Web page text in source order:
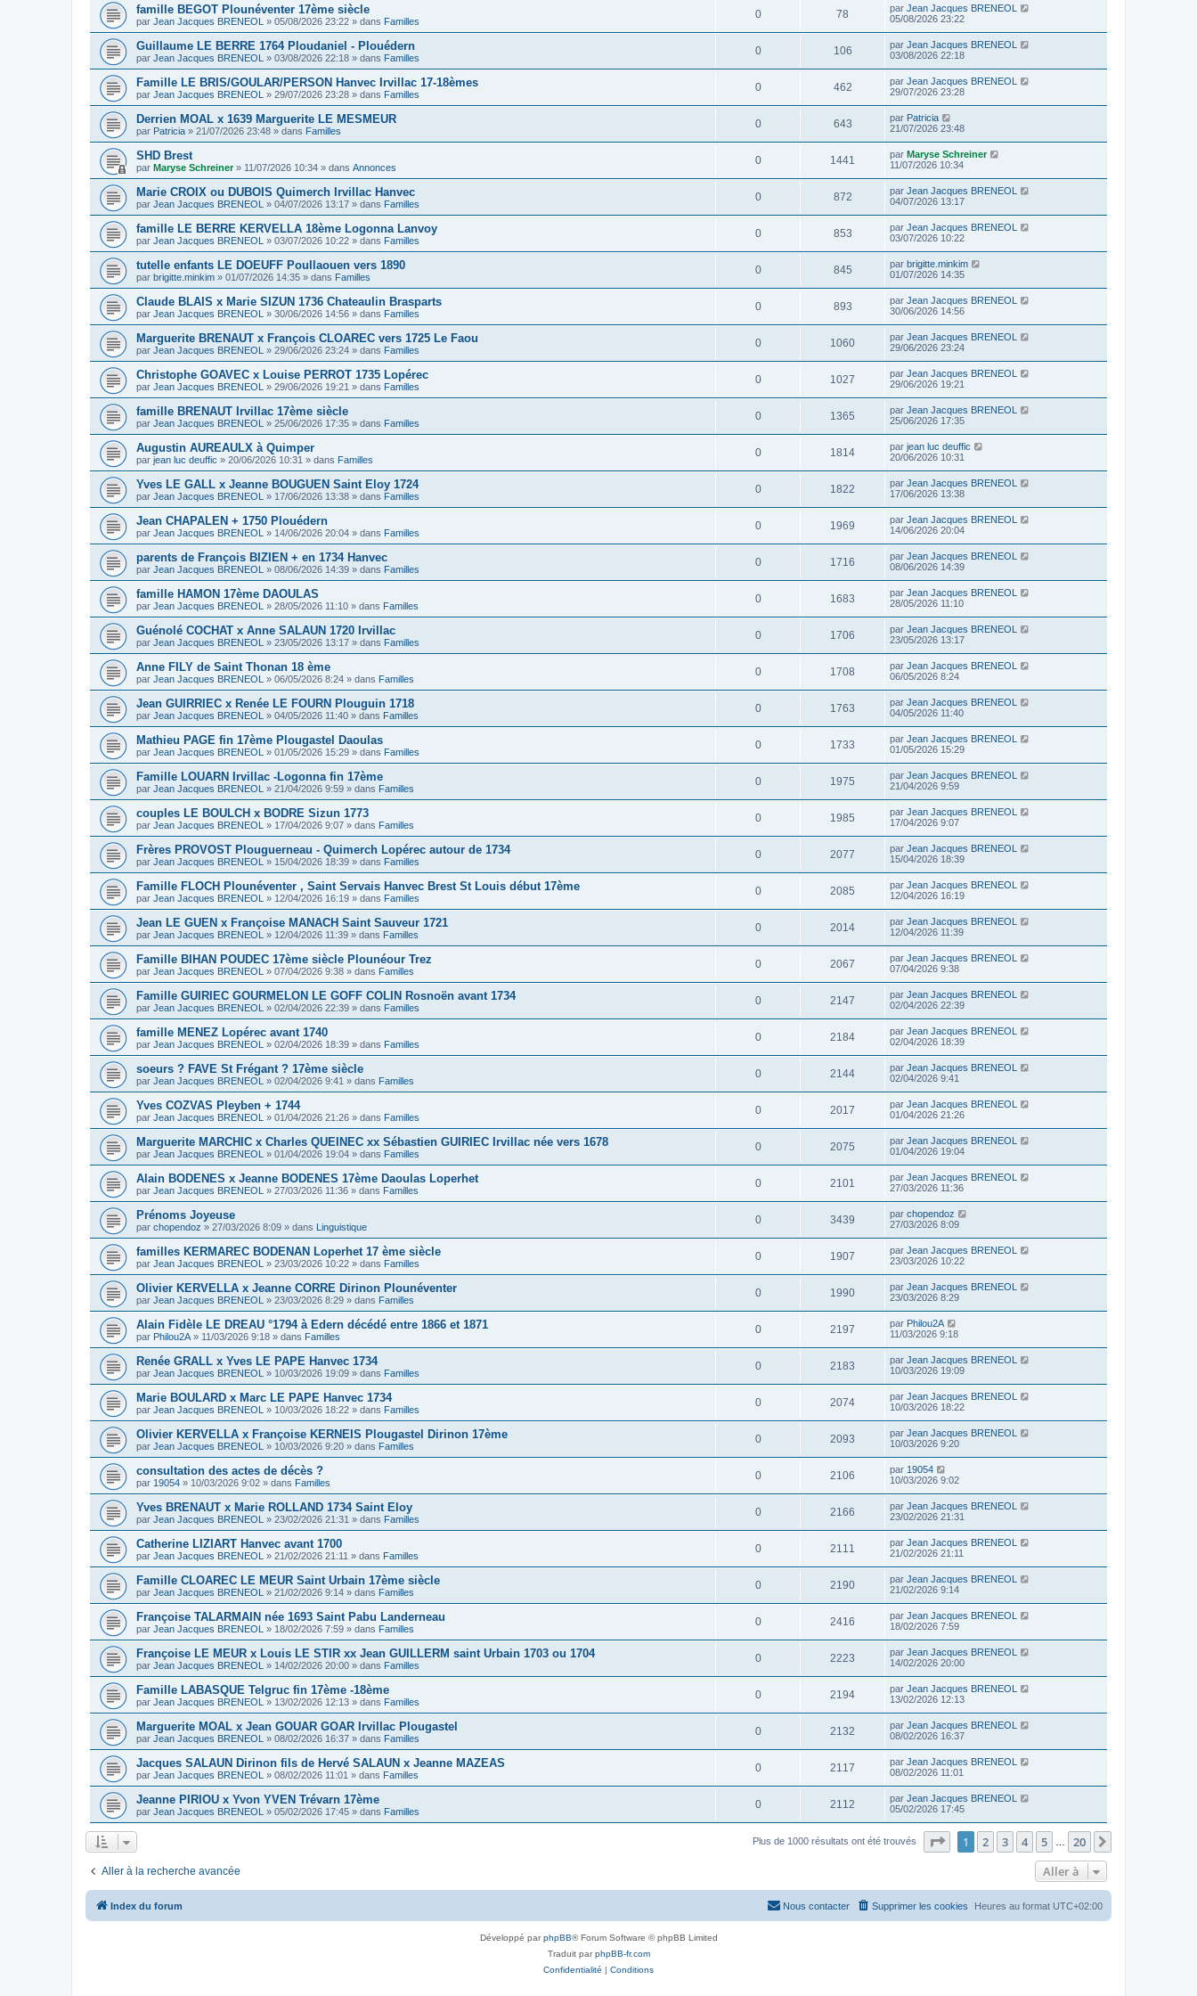
famille BEGOT Plounéventer 17ème siècle
par Jean Jacques BRENEOL » 05/08/2026 23:22 » dans Familles
0 78 par Jean Jacques BRENEOL
05/08/2026 23:22
Guillaume LE BERRE 1764 Ploudaniel - Plouédern
par Jean Jacques BRENEOL » 03/08/2026 22:18 » dans Familles
0 106 par Jean Jacques BRENEOL
03/08/2026 22:18
Famille LE BRIS/GOULAR/PERSON Hanvec Irvillac 17-18èmes
par Jean Jacques BRENEOL » 29/07/2026 23:28 » dans Familles
0 462 par Jean Jacques BRENEOL
29/07/2026 23:28
Derrien MOAL x 1639 Marguerite LE MESMEUR
par Patricia » 21/07/2026 23:48 » dans Familles
0 643 par Patricia
21/07/2026 23:48
SHD Brest
par Maryse Schreiner» 11/07/2026 10:34 » dans Annonces
0 1441 par Maryse Schreiner
11/07/2026 10:34
Marie CROIX ou DUBOIS Quimerch Irvillac Hanvec
par Jean Jacques BRENEOL » 04/07/2026 13:17 » dans Familles
0 872 par Jean Jacques BRENEOL
04/07/2026 13:17
famille LE BERRE KERVELLA 18ème Logonna Lanvoy
par Jean Jacques BRENEOL » 03/07/2026 10:22 » dans Familles
0 853 par Jean Jacques BRENEOL
03/07/2026 10:22
tutelle enfants LE DOEUFF Poullaouen vers 1890
par brigitte.minkim » 01/07/2026 14:35 » dans Familles
0 845 par brigitte.minkim
01/07/2026 14:35
Claude BLAIS x Marie SIZUN 1736 Chateaulin Brasparts
par Jean Jacques BRENEOL » 30/06/2026 14:56 » dans Familles
0 893 par Jean Jacques BRENEOL
30/06/2026 14:56
Marguerite BRENAUT x François CLOAREC vers 1725 Le Faou
par Jean Jacques BRENEOL » 29/06/2026 23:24 » dans Familles
0 1060 par Jean Jacques BRENEOL
29/06/2026 23:24
Christophe GOAVEC x Louise PERROT 1735 Lopérec
par Jean Jacques BRENEOL » 29/06/2026 19:21 » dans Familles
0 1027 par Jean Jacques BRENEOL
29/06/2026 19:21
famille BRENAUT Irvillac 17ème siècle
par Jean Jacques BRENEOL » 25/06/2026 17:35 » dans Familles
0 1365 par Jean Jacques BRENEOL
25/06/2026 17:35
Augustin AUREAULX à Quimper
par jean luc deuffic » 20/06/2026 10:31 » dans Familles
0 1814 par jean luc deuffic
20/06/2026 10:31
Yves LE GALL x Jeanne BOUGUEN Saint Eloy 1724
par Jean Jacques BRENEOL » 17/06/2026 13:38 » dans Familles
0 1822 par Jean Jacques BRENEOL
17/06/2026 13:38
Jean CHAPALEN + 1750 Plouédern
par Jean Jacques BRENEOL » 14/06/2026 20:04 » dans Familles
0 1969 par Jean Jacques BRENEOL
14/06/2026 20:04
parents de François BIZIEN + en 1734 Hanvec
par Jean Jacques BRENEOL » 08/06/2026 14:39 » dans Familles
0 1716 par Jean Jacques BRENEOL
08/06/2026 14:39
famille HAMON 17ème DAOULAS
par Jean Jacques BRENEOL » 28/05/2026 11:10 » dans Familles
0 1683 par Jean Jacques BRENEOL
28/05/2026 11:10
Guénolé COCHAT x Anne SALAUN 1720 Irvillac
par Jean Jacques BRENEOL » 23/05/2026 13:17 » dans Familles
0 1706 par Jean Jacques BRENEOL
23/05/2026 13:17
Anne FILY de Saint Thonan 18 ème
par Jean Jacques BRENEOL » 06/05/2026 8:24 » dans Familles
0 1708 par Jean Jacques BRENEOL
06/05/2026 8:24
Jean GUIRRIEC x Renée LE FOURN Plouguin 1718
par Jean Jacques BRENEOL » 04/05/2026 11:40 » dans Familles
0 1763 par Jean Jacques BRENEOL
04/05/2026 11:40
Mathieu PAGE fin 17ème Plougastel Daoulas
par Jean Jacques BRENEOL » 01/05/2026 15:29 » dans Familles
0 1733 par Jean Jacques BRENEOL
01/05/2026 15:29
Famille LOUARN Irvillac -Logonna fin 17ème
par Jean Jacques BRENEOL » 21/04/2026 9:59 » dans Familles
0 1975 par Jean Jacques BRENEOL
21/04/2026 9:59
couples LE BOULCH x BODRE Sizun 1773
par Jean Jacques BRENEOL » 17/04/2026 9:07 » dans Familles
0 1985 par Jean Jacques BRENEOL
17/04/2026 9:07
Frères PROVOST Plouguerneau - Quimerch Lopérec autour de 1734
par Jean Jacques BRENEOL » 15/04/2026 18:39 » dans Familles
0 2077 par Jean Jacques BRENEOL
15/04/2026 18:39
Famille FLOCH Plounéventer , Saint Servais Hanvec Brest St Louis début 17ème
par Jean Jacques BRENEOL » 12/04/2026 16:19 » dans Familles
0 2085 par Jean Jacques BRENEOL
12/04/2026 16:19
Jean LE GUEN x Françoise MANACH Saint Sauveur 1721
par Jean Jacques BRENEOL » 12/04/2026 11:39 » dans Familles
0 2014 par Jean Jacques BRENEOL
12/04/2026 11:39
Famille BIHAN POUDEC 17ème siècle Plounéour Trez
par Jean Jacques BRENEOL » 07/04/2026 9:38 » dans Familles
0 2067 par Jean Jacques BRENEOL
07/04/2026 9:38
Famille GUIRIEC GOURMELON LE GOFF COLIN Rosnoën avant 1734
par Jean Jacques BRENEOL » 02/04/2026 22:39 » dans Familles
0 2147 par Jean Jacques BRENEOL
02/04/2026 22:39
famille MENEZ Lopérec avant 1740
par Jean Jacques BRENEOL » 02/04/2026 18:39 » dans Familles
0 2184 par Jean Jacques BRENEOL
02/04/2026 18:39
soeurs ? FAVE St Frégant ? 17ème siècle
par Jean Jacques BRENEOL » 02/04/2026 9:41 » dans Familles
0 2144 par Jean Jacques BRENEOL
02/04/2026 9:41
Yves COZVAS Pleyben + 1744
par Jean Jacques BRENEOL » 01/04/2026 21:26 » dans Familles
0 2017 par Jean Jacques BRENEOL
01/04/2026 21:26
Marguerite MARCHIC x Charles QUEINEC xx Sébastien GUIRIEC Irvillac née vers 1678
par Jean Jacques BRENEOL » 01/04/2026 19:04 » dans Familles
0 2075 par Jean Jacques BRENEOL
01/04/2026 19:04
Alain BODENES x Jeanne BODENES 17ème Daoulas Loperhet
par Jean Jacques BRENEOL » 27/03/2026 11:36 » dans Familles
0 2101 par Jean Jacques BRENEOL
27/03/2026 11:36
Prénoms Joyeuse
par chopendoz » 27/03/2026 8:09 » dans Linguistique
0 3439 par chopendoz
27/03/2026 8:09
familles KERMAREC BODENAN Loperhet 17 ème siècle
par Jean Jacques BRENEOL » 23/03/2026 10:22 » dans Familles
0 1907 par Jean Jacques BRENEOL
23/03/2026 10:22
Olivier KERVELLA x Jeanne CORRE Dirinon Plounéventer
par Jean Jacques BRENEOL » 23/03/2026 8:29 » dans Familles
0 1990 par Jean Jacques BRENEOL
23/03/2026 8:29
Alain Fidèle LE DREAU °1794 à Edern décédé entre 1866 et 1871
par Philou2A » 11/03/2026 9:18 » dans Familles
0 2197 par Philou2A
11/03/2026 9:18
Renée GRALL x Yves LE PAPE Hanvec 1734
par Jean Jacques BRENEOL » 10/03/2026 19:09 » dans Familles
0 2183 par Jean Jacques BRENEOL
10/03/2026 19:09
Marie BOULARD x Marc LE PAPE Hanvec 1734
par Jean Jacques BRENEOL » 10/03/2026 18:22 » dans Familles
0 2074 par Jean Jacques BRENEOL
10/03/2026 18:22
Olivier KERVELLA x Françoise KERNEIS Plougastel Dirinon 17ème
par Jean Jacques BRENEOL » 10/03/2026 9:20 » dans Familles
0 2093 par Jean Jacques BRENEOL
10/03/2026 9:20
consultation des actes de décès ?
par 19054 » 10/03/2026 9:02 » dans Familles
0 2106 par 19054
10/03/2026 9:02
Yves BRENAUT x Marie ROLLAND 1734 Saint Eloy
par Jean Jacques BRENEOL » 23/02/2026 21:31 » dans Familles
0 2166 par Jean Jacques BRENEOL
23/02/2026 21:31
Catherine LIZIART Hanvec avant 1700
par Jean Jacques BRENEOL » 21/02/2026 21:11 » dans Familles
0 2111 par Jean Jacques BRENEOL
21/02/2026 21:11
Famille CLOAREC LE MEUR Saint Urbain 17ème siècle
par Jean Jacques BRENEOL » 21/02/2026 9:14 » dans Familles
0 2190 par Jean Jacques BRENEOL
21/02/2026 9:14
Françoise TALARMAIN née 1693 Saint Pabu Landerneau
par Jean Jacques BRENEOL » 18/02/2026 7:59 » dans Familles
0 2416 par Jean Jacques BRENEOL
18/02/2026 7:59
Françoise LE MEUR x Louis LE STIR xx Jean GUILLERM saint Urbain 1703 ou 1704
par Jean Jacques BRENEOL » 14/02/2026 20:00 » dans Familles
0 2223 par Jean Jacques BRENEOL
14/02/2026 20:00
Famille LABASQUE Telgruc fin 17ème -18ème
par Jean Jacques BRENEOL » 13/02/2026 12:13 » dans Familles
0 2194 par Jean Jacques BRENEOL
13/02/2026 12:13
Marguerite MOAL x Jean GOUAR GOAR Irvillac Plougastel
par Jean Jacques BRENEOL » 08/02/2026 16:37 » dans Familles
0 2132 par Jean Jacques BRENEOL
08/02/2026 16:37
Jacques SALAUN Dirinon fils de Hervé SALAUN x Jeanne MAZEAS
par Jean Jacques BRENEOL » 08/02/2026 11:01 » dans Familles
0 2117 par Jean Jacques BRENEOL
08/02/2026 11:01
Jeanne PIRIOU x Yvon YVEN Trévarn 17ème
par Jean Jacques BRENEOL » 05/02/2026 17:45 » dans Familles
0 2112 par Jean Jacques BRENEOL
05/02/2026 17:45
Plus de 1000 résultats ont été trouvés Page sur20
1 2 3 4 5 20
Aller à la recherche avancée Aller à
Index du forum Heures au format UTC+02:00
Supprimer les cookies
Nous contacter
Développé parphpBB® Forum Software © phpBB Limited
Traduit parphpBB-fr.com
Confidentialité | Conditions